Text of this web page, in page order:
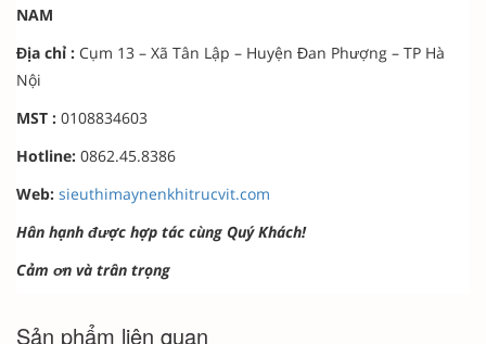
NAM
Địa chỉ : Cụm 13 – Xã Tân Lập – Huyện Đan Phượng – TP Hà
Nội
MST : 0108834603
Hotline: 0862.45.8386
Web: sieuthimaynenkhitrucvit.com
Hân hạnh được hợp tác cùng Quý Khách!
Cảm ơn và trân trọng
Sản phẩm liên quan